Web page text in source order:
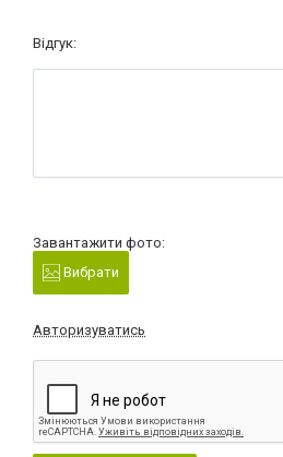
Відгук:
Завантажити фото:
Вибрати
Авторизуватись